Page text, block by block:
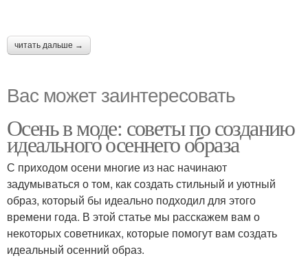
читать дальше →
Вас может заинтересовать
Осень в моде: советы по созданию
идеального осеннего образа
С приходом осени многие из нас начинают
задумываться о том, как создать стильный и уютный
образ, который бы идеально подходил для этого
времени года. В этой статье мы расскажем вам о
некоторых советниках, которые помогут вам создать
идеальный осенний образ.